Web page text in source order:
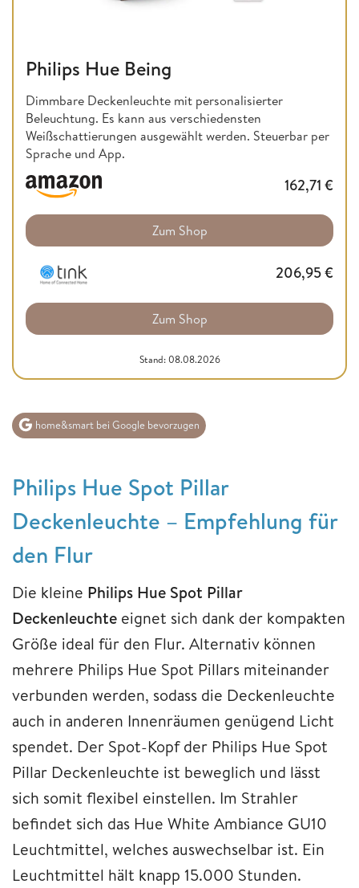
Philips Hue Being
Dimmbare Deckenleuchte mit personalisierter
Beleuchtung. Es kann aus verschiedensten
Weißschattierungen ausgewählt werden. Steuerbar per
Sprache und App.
162,71 €
Zum Shop
206,95€
Zum Shop
Stand: 08.08.2026
home&smart bei Google bevorzugen
Philips Hue Spot Pillar
Deckenleuchte – Empfehlung für
den Flur
Die kleine Philips Hue Spot Pillar
Deckenleuchte eignet sich dank der kompakten
Größe ideal für den Flur. Alternativ können
mehrere Philips Hue Spot Pillars miteinander
verbunden werden, sodass die Deckenleuchte
auch in anderen Innenräumen genügend Licht
spendet. Der Spot-Kopf der Philips Hue Spot
Pillar Deckenleuchte ist beweglich und lässt
sich somit flexibel einstellen. Im Strahler
befindet sich das Hue White Ambiance GU10
Leuchtmittel, welches auswechselbar ist. Ein
Leuchtmittel hält knapp 15.000 Stunden.